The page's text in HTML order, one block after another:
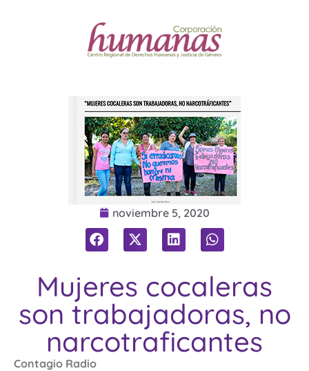
Mujeres cocaleras
son trabajadoras, no
narcotraficantes
Contagio Radio
noviembre 5, 2020